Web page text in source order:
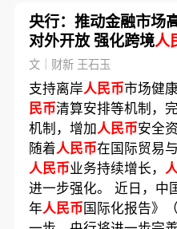
央行：推动金融市场
对外开放 强化跨境人
务监管
文｜财新 王石玉
支持离岸人民币市场健
民币清算安排等机制，
机制，增加人民币安全
随着人民币在国际贸易
人民币业务持续增长，
进一步强化。 近日，中
年人民币国际化报告》